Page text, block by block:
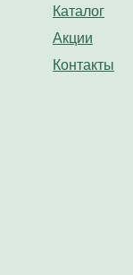
Каталог
Акции
Контакты